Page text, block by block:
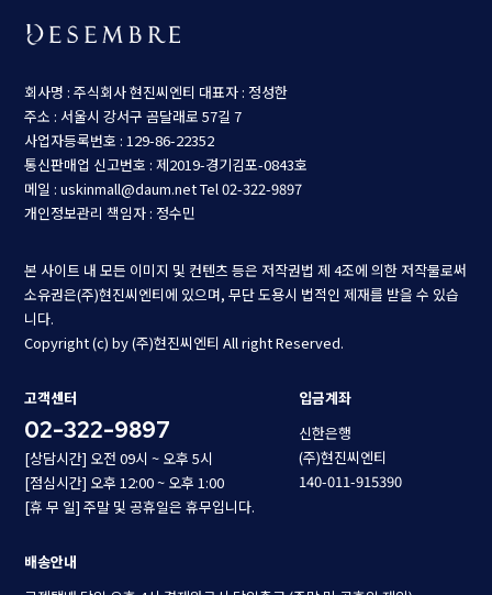
회사명 : 주식회사 현진씨엔티 대표자 : 정성한
주소 : 서울시 강서구 곰달래로 57길 7
사업자등록번호 : 129-86-22352
통신판매업 신고번호 : 제2019-경기김포-0843호
메일 : uskinmall@daum.netTel 02-322-9897
개인정보관리 책임자 : 정수민
본 사이트 내 모든 이미지 및 컨텐츠 등은 저작권법 제 4조에 의한 저작물로써
소유권은(주)현진씨엔티에 있으며, 무단 도용시 법적인 제재를 받을 수 있습
니다.
Copyright (c) by (주)현진씨엔티 All right Reserved.
고객센터
02-322-9897
[상담시간] 오전 09시 ~ 오후 5시
[점심시간] 오후 12:00 ~ 오후 1:00
[휴 무 일] 주말 및 공휴일은 휴무입니다.
입금계좌
신한은행
(주)현진씨엔티
140-011-915390
배송안내